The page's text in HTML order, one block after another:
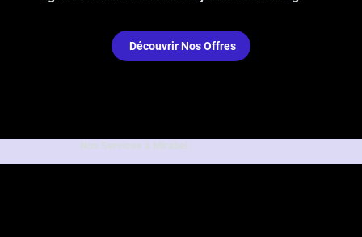
Découvrir Nos Offres
Nos Services à Mirabel :